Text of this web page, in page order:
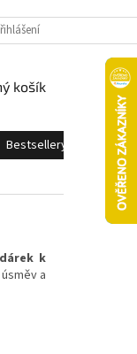
košík
Bestsellery
dárek k
a